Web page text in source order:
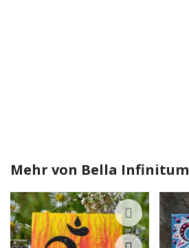
Mehr von Bella Infinitum